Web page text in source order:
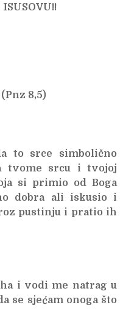
8,5)
to srce simbolično
tvome srcu i tvojoj
si primio od Boga
dobra ali iskusio i
pustinju i pratio ih
i vodi me natrag u
se sjećam onoga što